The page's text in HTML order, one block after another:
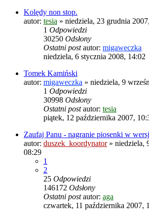
Kolędy non stop.
autor: tesia » niedziela, 23 grudnia
1 Odpowiedzi
30250 Odsłony
Ostatni postautor: migaweczka
niedziela, 6 stycznia 2008, 14:02
Tomek Kamiński
autor: migaweczka » niedziela, 9
1 Odpowiedzi
30998 Odsłony
Ostatni postautor: tesia
piątek, 12 października 2007,
Zaufaj Panu - nagranie piosenki w
autor: duszek_koordynator» niedziela,
08:29
1
2
25 Odpowiedzi
146172 Odsłony
Ostatni postautor: aga
czwartek, 11 października 2007,